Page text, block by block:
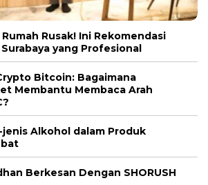
Rusak! Ini Rekomendasi
yang Profesional
Bitcoin: Bagaimana
Membantu Membaca Arah
Alkohol dalam Produk
Berkesan Dengan SHORUSH